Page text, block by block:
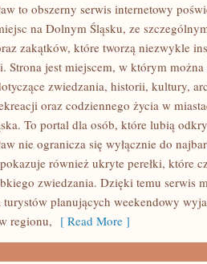
to obszerny serwis internetowy
na Dolnym Śląsku, ze
zakątków, które tworzą niezwykle
Strona jest miejscem, w którym
zwiedzania, historii, kultury,
oraz codziennego życia w
To portal dla osób, które lubią
nie ogranicza się wyłącznie do
również ukryte perełki, które
zwiedzania. Dzięki temu serwis
turystów planujących weekendowy
regionu, [ Read More ]